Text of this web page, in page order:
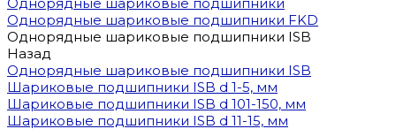
Однорядные шариковые подшипники FKD
Однорядные шариковые подшипники ISB
Назад
Однорядные шариковые подшипники ISB
Шариковые подшипники ISB d 1-5, мм
Шариковые подшипники ISB d 101-150, мм
Шариковые подшипники ISB d 11-15, мм